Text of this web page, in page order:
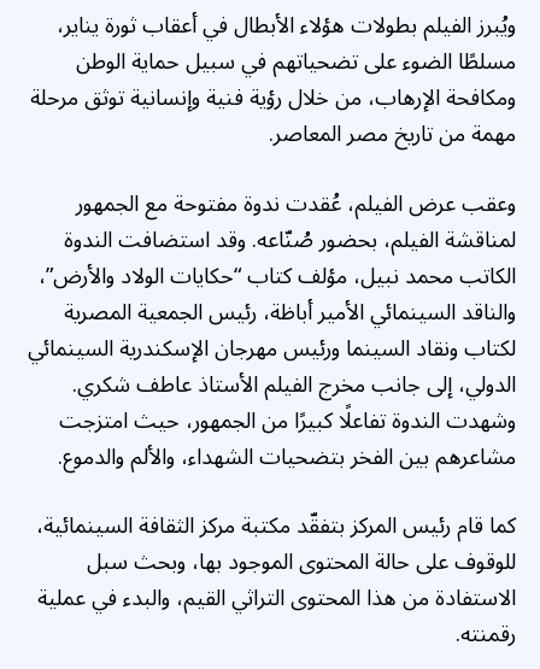
ويُبرز الفيلم بطولات هؤلاء الأبطال في أعقاب ثورة يناير،
مسلطًا الضوء على تضحياتهم في سبيل حماية الوطن
ومكافحة الإرهاب، من خلال رؤية فنية وإنسانية توثق مرحلة
مهمة من تاريخ مصر المعاصر.
وعقب عرض الفيلم، عُقدت ندوة مفتوحة مع الجمهور
لمناقشة الفيلم، بحضور صُنّاعه. وقد استضافت الندوة
الكاتب محمد نبيل، مؤلف كتاب “حكايات الولاد والأرض”،
والناقد السينمائي الأمير أباظة، رئيس الجمعية المصرية
لكتاب ونقاد السينما ورئيس مهرجان الإسكندرية السينمائي
الدولي، إلى جانب مخرج الفيلم الأستاذ عاطف شكري.
وشهدت الندوة تفاعلًا كبيرًا من الجمهور، حيث امتزجت
مشاعرهم بين الفخر بتضحيات الشهداء، والألم والدموع.
كما قام رئيس المركز بتفقّد مكتبة مركز الثقافة السينمائية،
للوقوف على حالة المحتوى الموجود بها، وبحث سبل
الاستفادة من هذا المحتوى التراثي القيم، والبدء في عملية
رقمنته.